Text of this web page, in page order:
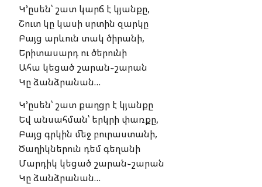
Կ’ըսեն՝ շատ կարճ է կյանքը,
Շուտ կը կասի սրտին զարկը
Բայց արևուն տակ ծիրանի,
Երիտասարդ ու ծերունի
Ահա կեցած շարան֊շարան
Կը ձանձրանան…
Կ’ըսեն՝ շատ քաղցր է կյանքը
Եվ անսահման՝ երկրի փառքը,
Բայց գրկին մեջ բուրաստանի,
Ծաղիկներուն դեմ գեղանի
Մարդիկ կեցած շարան֊շարան
Կը ձանձրանան…